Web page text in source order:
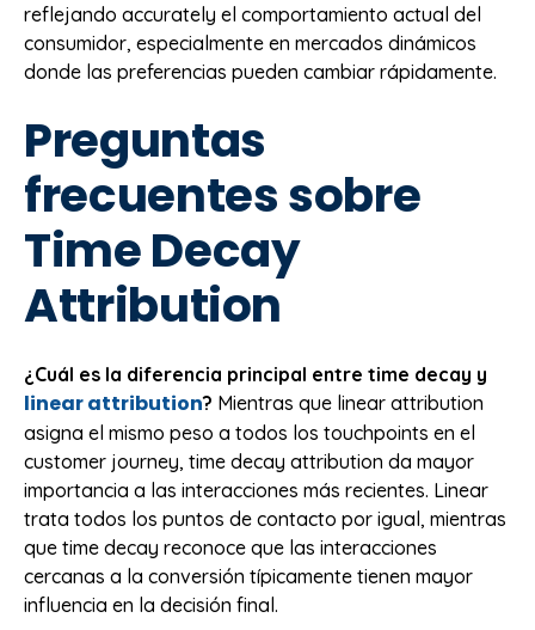
reflejando accurately el comportamiento actual del
consumidor, especialmente en mercados dinámicos
donde las preferencias pueden cambiar rápidamente.
Preguntas
frecuentes sobre
Time Decay
Attribution
¿Cuál es la diferencia principal entre time decay y
linear attribution? Mientras que linear attribution
asigna el mismo peso a todos los touchpoints en el
customer journey, time decay attribution da mayor
importancia a las interacciones más recientes. Linear
trata todos los puntos de contacto por igual, mientras
que time decay reconoce que las interacciones
cercanas a la conversión típicamente tienen mayor
influencia en la decisión final.